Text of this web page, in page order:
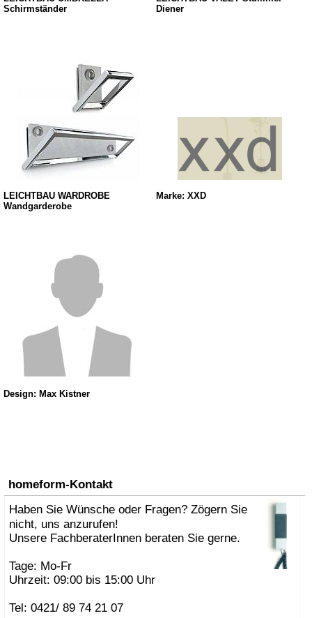
Schirmständer
Diener
LEICHTBAU WARDROBE
Wandgarderobe
Marke: XXD
Design: Max Kistner
homeform-Kontakt
Haben Sie Wünsche oder Fragen? Zögern Sie
nicht, uns anzurufen!
Unsere FachberaterInnen beraten Sie gerne.
Tage: Mo-Fr
Uhrzeit: 09:00 bis 15:00 Uhr
Tel: 0421/ 89 74 21 07